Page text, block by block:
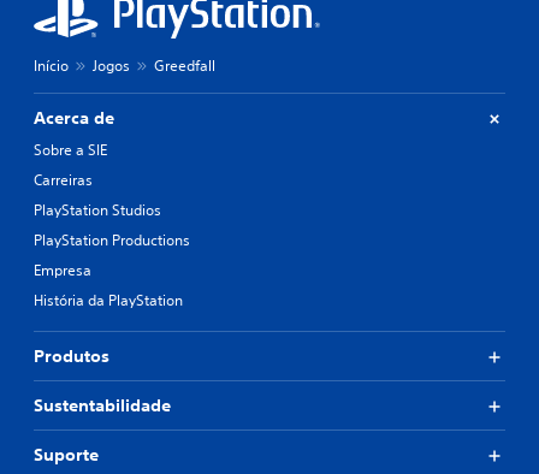
Início Jogos Greedfall
Acerca de
Sobre a SIE
Carreiras
PlayStation Studios
PlayStation Productions
Empresa
História da PlayStation
Produtos
Sustentabilidade
Suporte